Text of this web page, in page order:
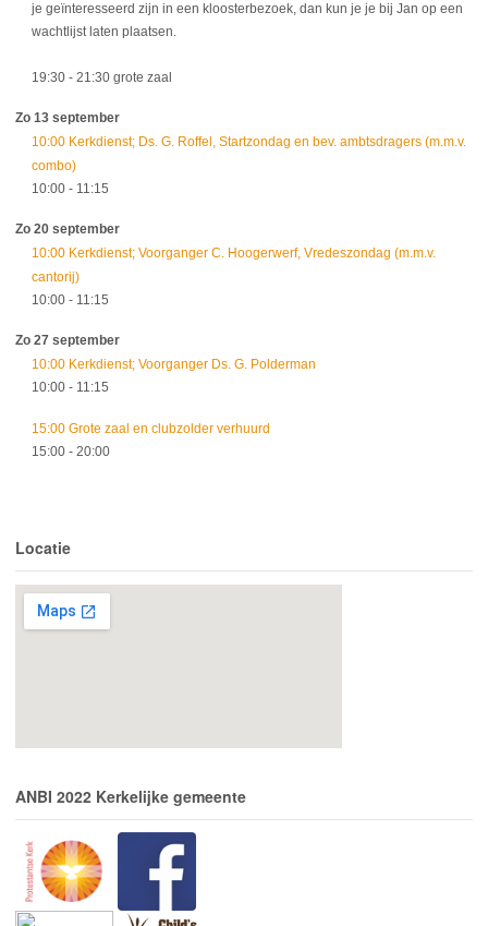
je geïnteresseerd zijn in een kloosterbezoek, dan kun je je bij Jan op een
wachtlijst laten plaatsen.
19:30 - 21:30 grote zaal
Zo 13 september
10:00 Kerkdienst; Ds. G. Roffel, Startzondag en bev. ambtsdragers (m.m.v.
combo)
10:00 - 11:15
Zo 20 september
10:00 Kerkdienst; Voorganger C. Hoogerwerf, Vredeszondag (m.m.v.
cantorij)
10:00 - 11:15
Zo 27 september
10:00 Kerkdienst; Voorganger Ds. G. Polderman
10:00 - 11:15
15:00 Grote zaal en clubzolder verhuurd
15:00 - 20:00
Locatie
ANBI 2022 Kerkelijke gemeente